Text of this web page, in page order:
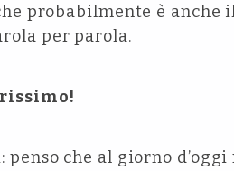
probabilmente è anche
per parola.
penso che al giorno